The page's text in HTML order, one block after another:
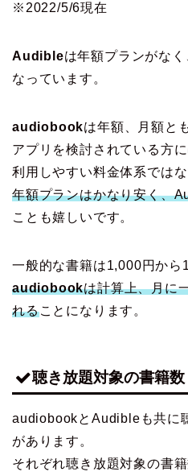
※2022/5/6現在
Audibleは年額プランがな
なっています。
audiobookは年額、月額と
アプリを検討されている方
利用しやすい料金体系ではな
年額プランはかなり安く、
ことも嬉しいです。
一般的な書籍は1,000円から
audiobookは計算上、月に
れることになります。
聴き放題対象の書籍数
audiobookとAudibleも共に
があります。
それぞれ聴き放題対象の書